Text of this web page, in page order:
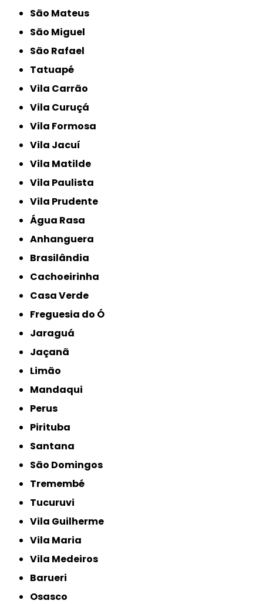
São Mateus
São Miguel
São Rafael
Tatuapé
Vila Carrão
Vila Curuçá
Vila Formosa
Vila Jacuí
Vila Matilde
Vila Paulista
Vila Prudente
Água Rasa
Anhanguera
Brasilândia
Cachoeirinha
Casa Verde
Freguesia do Ó
Jaraguá
Jaçanã
Limão
Mandaqui
Perus
Pirituba
Santana
São Domingos
Tremembé
Tucuruvi
Vila Guilherme
Vila Maria
Vila Medeiros
Barueri
Osasco